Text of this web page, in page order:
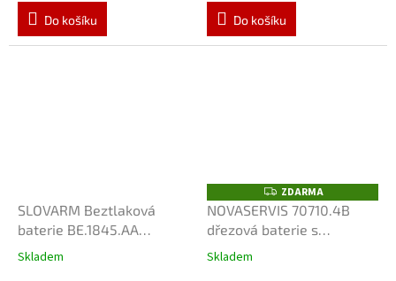
Do košíku
Do košíku
SLOVARM Beztlaková
baterie BE.1845.AA
480273
Skladem
Z
D
A
R
ZDARMA
NOVASERVIS 70710.4B
dřezová baterie s
elastickým ramenem
Skladem